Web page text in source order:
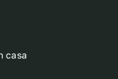
casa